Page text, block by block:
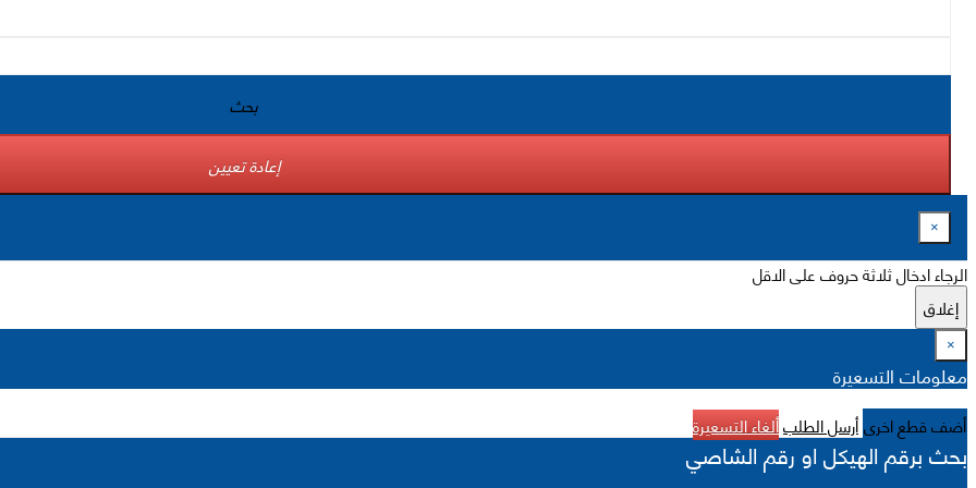
بحث
إعادة تعيين
×
الرجاء ادخال ثلاثة حروف على الاقل
إغلاق
×
معلومات التسعيرة
أضف قطع اخرىأرسل الطلبألغاء التسعيرة
بحث برقم الهيكل او رقم الشاصي